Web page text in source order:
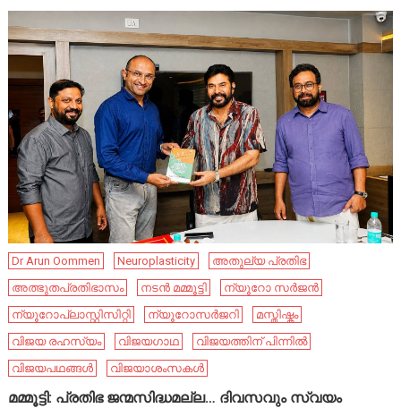
Dr Arun Oommen Neuroplasticity
അതുല്യ പ്രതിഭ
അത്ഭുതപ്രതിഭാസം
നടൻ മമ്മൂട്ടി
ന്യൂറോ സർജൻ
ന്യൂറോപ്ലാസ്റ്റിസിറ്റി
ന്യൂറോസർജറി
മസ്തിഷ്കം
വിജയ രഹസ്യം
വിജയഗാഥ
വിജയത്തിന് പിന്നിൽ
വിജയപഥങ്ങൾ
വിജയാശംസകൾ
മമ്മൂട്ടി: പ്രതിഭ ജന്മസിദ്ധമല്ല… ദിവസവും സ്വയം